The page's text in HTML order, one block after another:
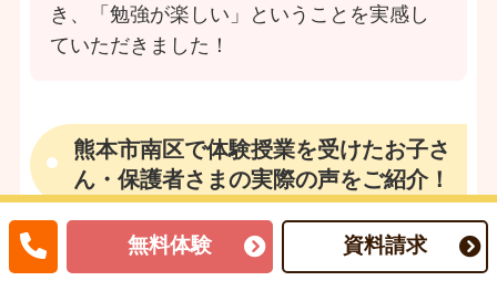
き、「勉強が楽しい」ということを実感し
ていただきました！
熊本市南区で体験授業を受けたお子さ
ん・保護者さまの実際の声をご紹介！
熊本市南区で体験授業を受けたお子さん・保護
無料体験 資料請求